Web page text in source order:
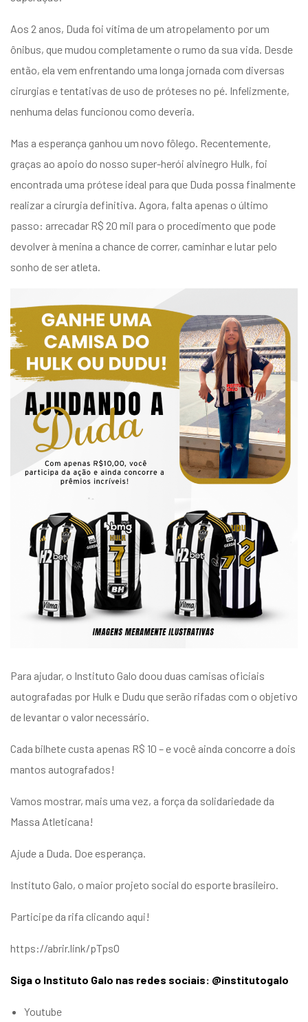
Aos 2 anos, Duda foi vítima de um atropelamento por um
ônibus, que mudou completamente o rumo da sua vida. Desde
então, ela vem enfrentando uma longa jornada com diversas
cirurgias e tentativas de uso de próteses no pé. Infelizmente,
nenhuma delas funcionou como deveria.
Mas a esperança ganhou um novo fôlego. Recentemente,
graças ao apoio do nosso super-herói alvinegro Hulk, foi
encontrada uma prótese ideal para que Duda possa finalmente
realizar a cirurgia definitiva. Agora, falta apenas o último
passo: arrecadar R$ 20 mil para o procedimento que pode
devolver à menina a chance de correr, caminhar e lutar pelo
sonho de ser atleta.
Para ajudar, o Instituto Galo doou duas camisas oficiais
autografadas por Hulk e Dudu que serão rifadas com o objetivo
de levantar o valor necessário.
Cada bilhete custa apenas R$ 10 – e você ainda concorre a dois
mantos autografados!
Vamos mostrar, mais uma vez, a força da solidariedade da
Massa Atleticana!
Ajude a Duda. Doe esperança.
Instituto Galo, o maior projeto social do esporte brasileiro.
Participe da rifa clicando aqui!
https://abrir.link/pTpsO
Siga o Instituto Galo nas redes sociais: @institutogalo
Youtube